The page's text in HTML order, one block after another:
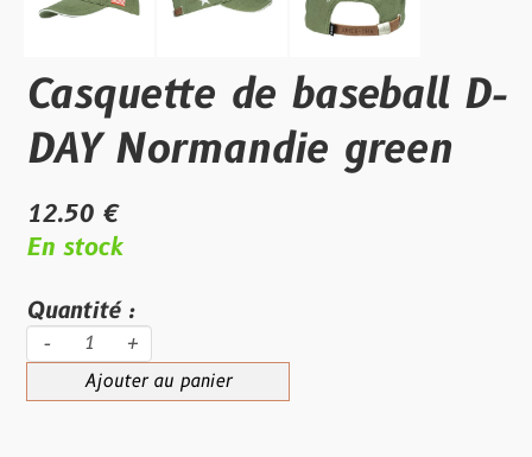
Casquette de baseball D-
DAY Normandie green
12.50 €
En stock
Quantité :
- +
Ajouter au panier